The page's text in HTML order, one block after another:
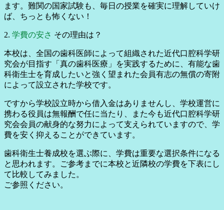
ます。難関の国家試験も、毎日の授業を確実に理解していけ
ば、ちっとも怖くない！
2. 学費の安さ その理由は？
本校は、全国の歯科医師によって組織された近代口腔科学研
究会が目指す「真の歯科医療」を実践するために、有能な歯
科衛生士を育成したいと強く望まれた会員有志の無償の寄附
によって設立された学校です。
ですから学校設立時から借入金はありませんし、学校運営に
携わる役員は無報酬で任に当たり、また今も近代口腔科学研
究会会員の献身的な努力によって支えられていますので、学
費を安く抑えることができています。
歯科衛生士養成校を選ぶ際に、学費は重要な選択条件になる
と思われます。ご参考までに本校と近隣校の学費を下表にし
て比較してみました。
ご参照ください。